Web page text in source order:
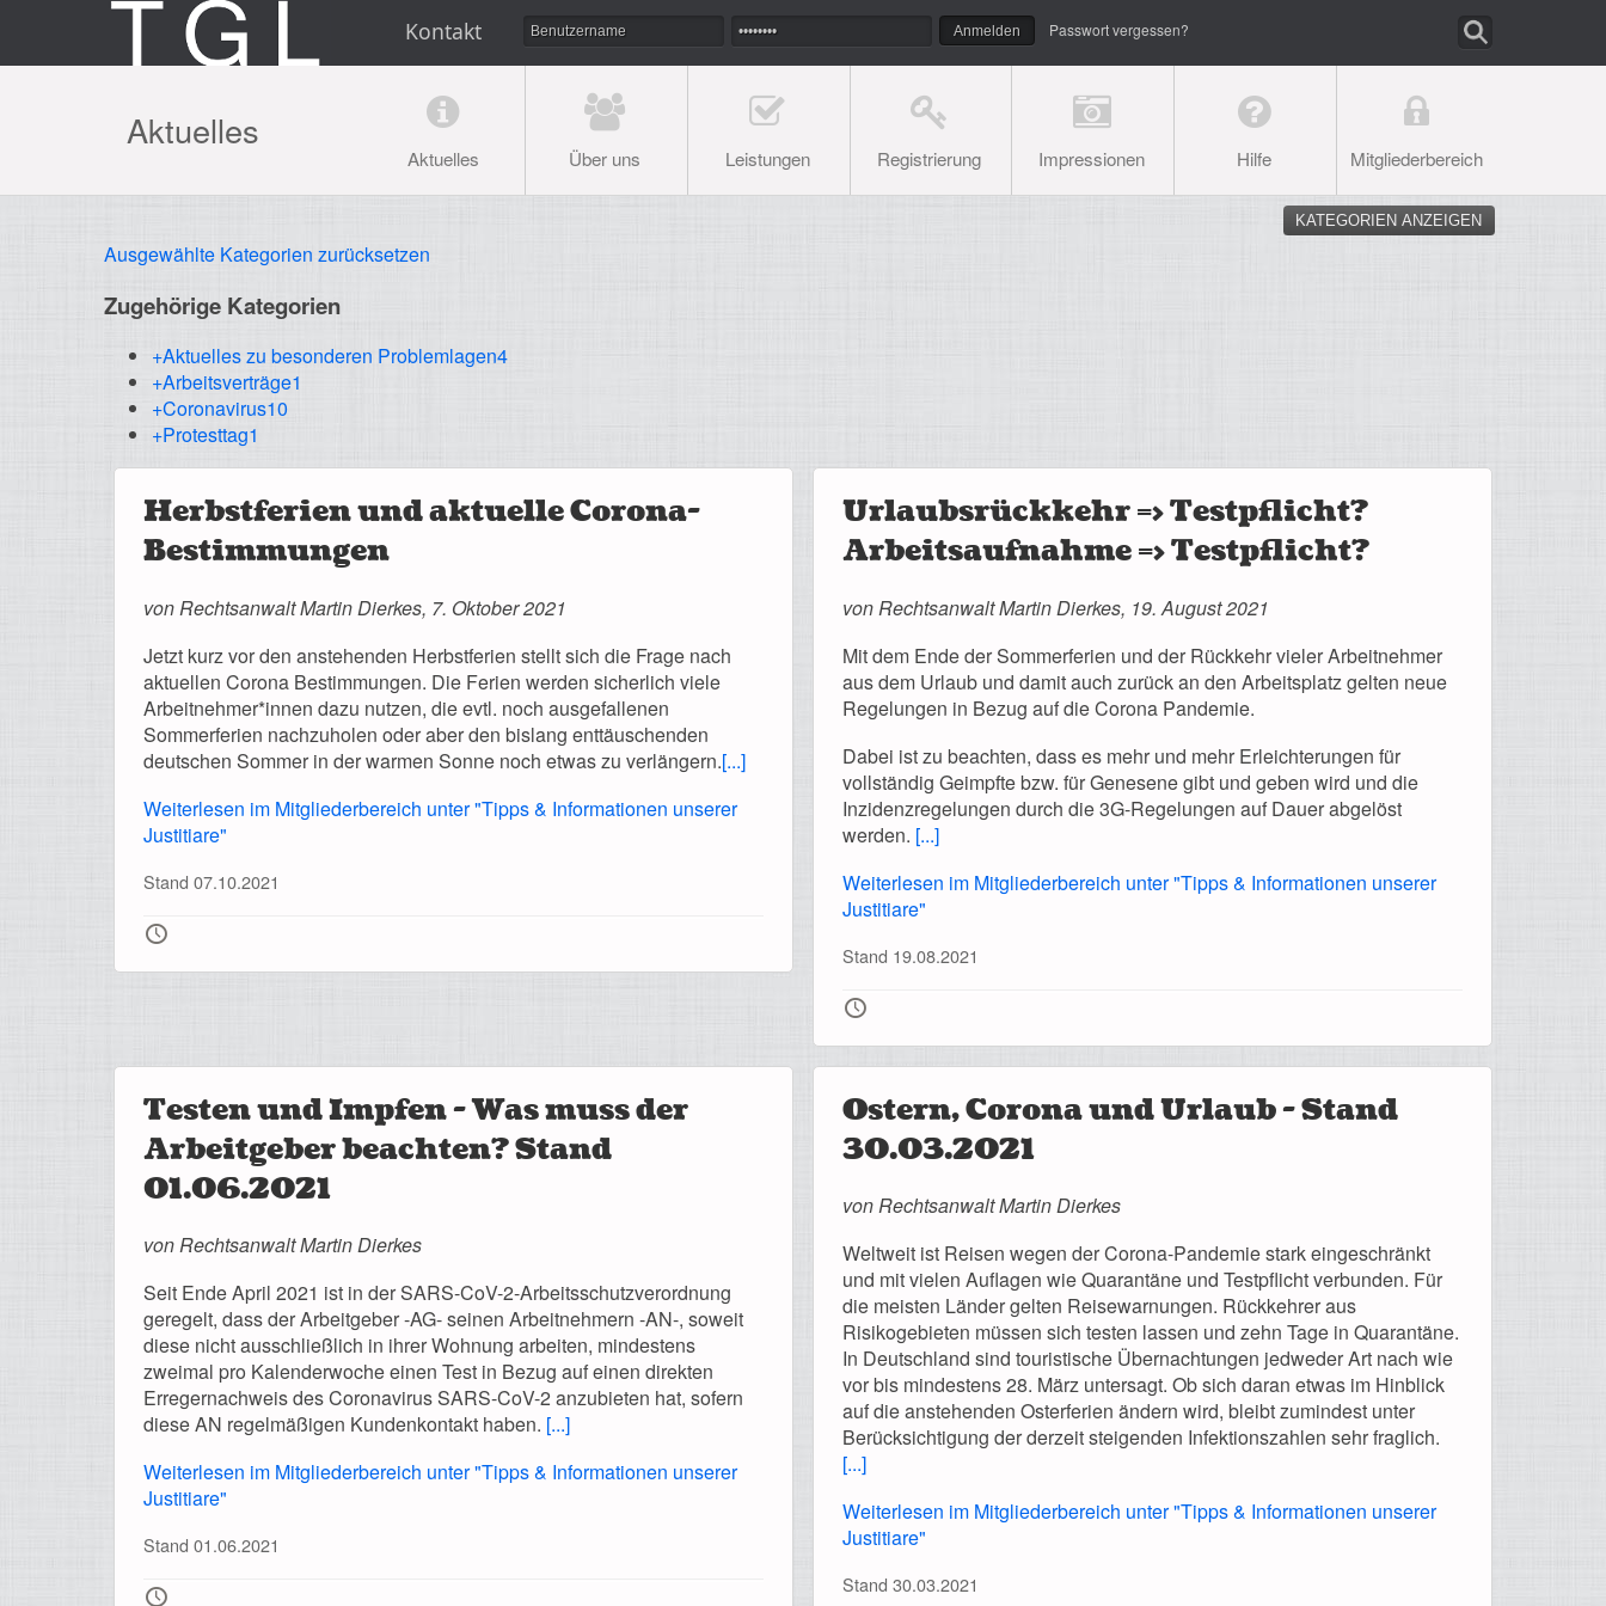
Kontakt Passwort vergessen?
Aktuelles
Aktuelles Über uns Leistungen Registrierung Impressionen Hilfe Mitgliederbereich
KATEGORIEN ANZEIGEN
Ausgewählte Kategorien zurücksetzen
Zugehörige Kategorien
+Aktuelles zu besonderen Problemlagen4
+Arbeitsverträge1
+Coronavirus10
+Protesttag1
Herbstferien und aktuelle Corona-
Bestimmungen
von Rechtsanwalt Martin Dierkes, 7. Oktober 2021
Jetzt kurz vor den anstehenden Herbstferien stellt sich die Frage nach
aktuellen Corona Bestimmungen. Die Ferien werden sicherlich viele
Arbeitnehmer*innen dazu nutzen, die evtl. noch ausgefallenen
Sommerferien nachzuholen oder aber den bislang enttäuschenden
deutschen Sommer in der warmen Sonne noch etwas zu verlängern.[...]
Weiterlesen im Mitgliederbereich unter "Tipps & Informationen unserer
Justitiare"
Stand 07.10.2021
🕔
Urlaubsrückkehr => Testpflicht?
Arbeitsaufnahme => Testpflicht?
von Rechtsanwalt Martin Dierkes, 19. August 2021
Mit dem Ende der Sommerferien und der Rückkehr vieler Arbeitnehmer
aus dem Urlaub und damit auch zurück an den Arbeitsplatz gelten neue
Regelungen in Bezug auf die Corona Pandemie.
Dabei ist zu beachten, dass es mehr und mehr Erleichterungen für
vollständig Geimpfte bzw. für Genesene gibt und geben wird und die
Inzidenzregelungen durch die 3G-Regelungen auf Dauer abgelöst
werden. [...]
Weiterlesen im Mitgliederbereich unter "Tipps & Informationen unserer
Justitiare"
Stand 19.08.2021
🕔
Testen und Impfen - Was muss der
Arbeitgeber beachten? Stand
01.06.2021
von Rechtsanwalt Martin Dierkes
Seit Ende April 2021 ist in der SARS-CoV-2-Arbeitsschutzverordnung
geregelt, dass der Arbeitgeber -AG- seinen Arbeitnehmern -AN-, soweit
diese nicht ausschließlich in ihrer Wohnung arbeiten, mindestens
zweimal pro Kalenderwoche einen Test in Bezug auf einen direkten
Erregernachweis des Coronavirus SARS-CoV-2 anzubieten hat, sofern
diese AN regelmäßigen Kundenkontakt haben. [...]
Weiterlesen im Mitgliederbereich unter "Tipps & Informationen unserer
Justitiare"
Stand 01.06.2021
Ostern, Corona und Urlaub - Stand
30.03.2021
von Rechtsanwalt Martin Dierkes
Weltweit ist Reisen wegen der Corona-Pandemie stark eingeschränkt
und mit vielen Auflagen wie Quarantäne und Testpflicht verbunden. Für
die meisten Länder gelten Reisewarnungen. Rückkehrer aus
Risikogebieten müssen sich testen lassen und zehn Tage in Quarantäne.
In Deutschland sind touristische Übernachtungen jedweder Art nach wie
vor bis mindestens 28. März untersagt. Ob sich daran etwas im Hinblick
auf die anstehenden Osterferien ändern wird, bleibt zumindest unter
Berücksichtigung der derzeit steigenden Infektionszahlen sehr fraglich.
[...]
Weiterlesen im Mitgliederbereich unter "Tipps & Informationen unserer
Justitiare"
Stand 30.03.2021